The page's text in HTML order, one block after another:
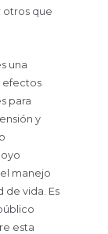
otros que
una
efectos
para
y
manejo
de vida. Es
esta